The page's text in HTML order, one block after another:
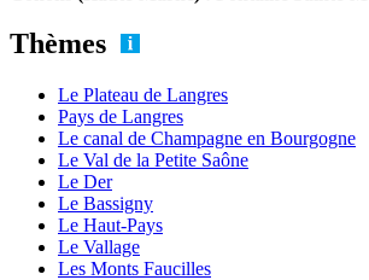
Thèmes
Le Plateau de Langres
Pays de Langres
Le canal de Champagne en Bourgogne
Le Val de la Petite Saône
Le Der
Le Bassigny
Le Haut-Pays
Le Vallage
Les Monts Faucilles